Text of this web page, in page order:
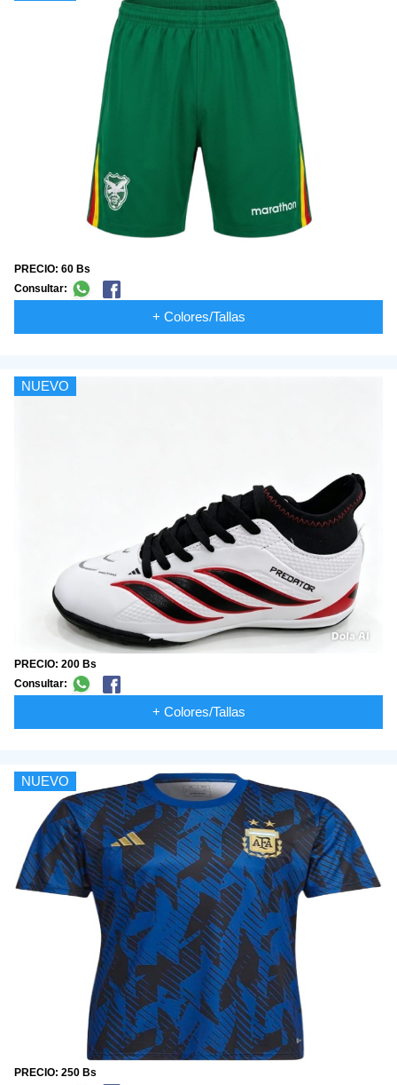
PRECIO: 60 Bs
Consultar:
+ Colores/Tallas
NUEVO
PRECIO: 200 Bs
Consultar:
+ Colores/Tallas
NUEVO
PRECIO: 250 Bs